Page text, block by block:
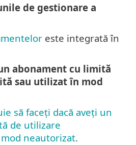
de gestionare a
este integrată în
abonament cu limită
sau utilizat în mod
să faceți dacă aveți un
de utilizare
neautorizat.